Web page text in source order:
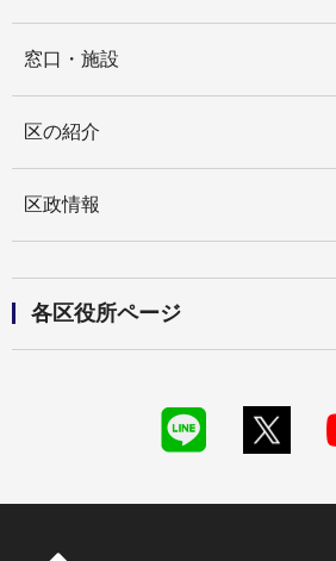
窓口・施設
区の紹介
区政情報
各区役所ページ